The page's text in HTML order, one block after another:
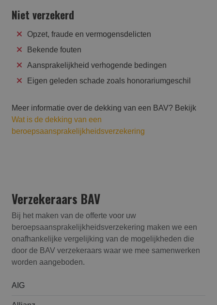
Niet verzekerd
Opzet, fraude en vermogensdelicten
Bekende fouten
Aansprakelijkheid verhogende bedingen
Eigen geleden schade zoals honorariumgeschil
Meer informatie over de dekking van een BAV? Bekijk
Wat is de dekking van een
beroepsaansprakelijkheidsverzekering
Verzekeraars BAV
Bij het maken van de offerte voor uw
beroepsaansprakelijk­heids­verzekering maken we een
onafhankelijke vergelijking van de mogelijkheden die
door de BAV verzekeraars waar we mee samenwerken
worden aangeboden.
AIG